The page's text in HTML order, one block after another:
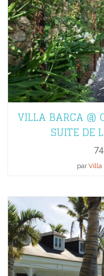
VILLA BARCA @
SUITE DE
par Villa